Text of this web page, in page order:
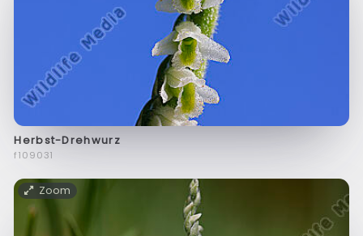
Herbst-Drehwurz
f109031
Zoom